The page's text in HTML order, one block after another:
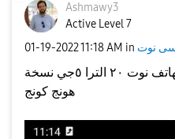
Ashmawy3
Active Level 7
‎01-19-202211:18 AM in نوت
نزل الحين تحديث أندرويد ١٢ لهاتف نوت ٢٠ الترا ٥جي نسخة
هونج كونج